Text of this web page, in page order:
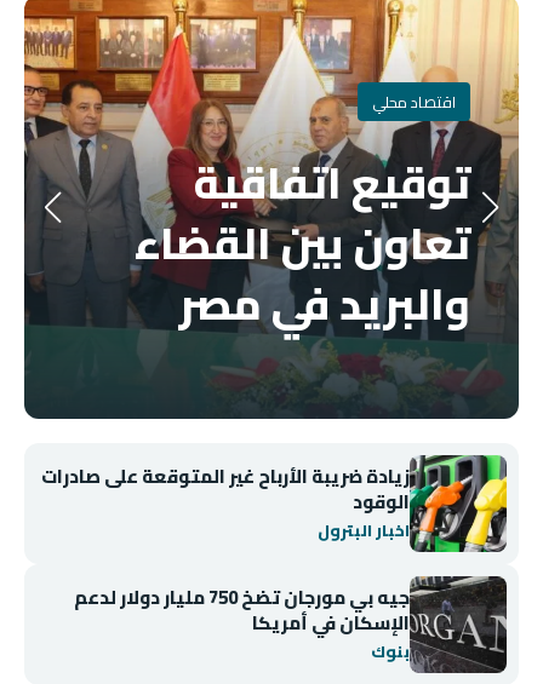
اقتصاد محلي
توقيع اتفاقية
تعاون بين القضاء
والبريد في مصر
زيادة ضريبة الأرباح غير المتوقعة على صادرات
الوقود
اخبار البترول
جيه بي مورجان تضخ 750 مليار دولار لدعم
الإسكان في أمريكا
بنوك